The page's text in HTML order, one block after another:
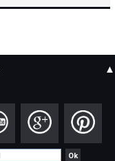
▲